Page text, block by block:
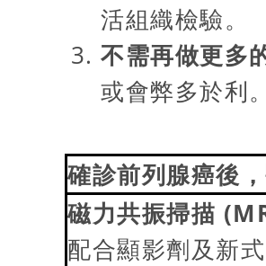
活組織檢驗。
不需再做更多
或會弊多於利。
確診前列腺癌後
磁力共振掃描
配合顯影劑及新